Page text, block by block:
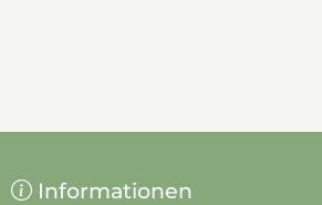
Informationen